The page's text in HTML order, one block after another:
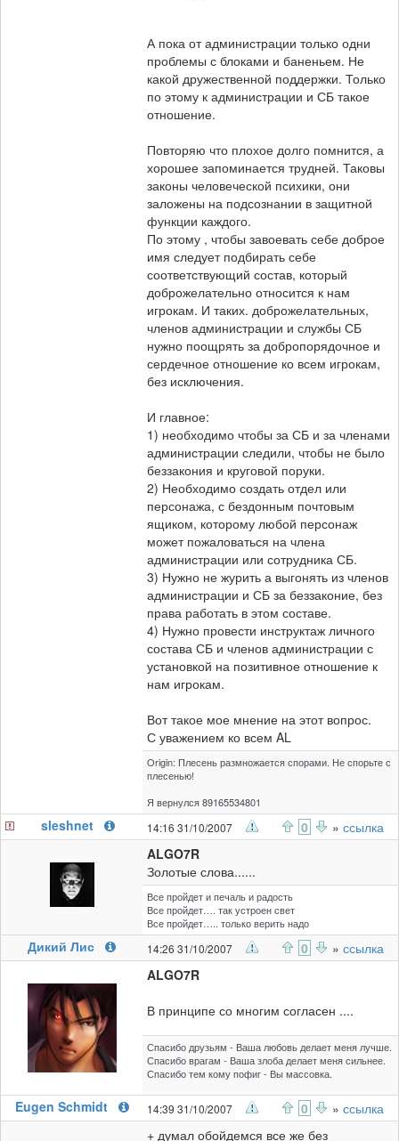
А пока от администрации только одни
проблемы с блоками и баненьем. Не
какой дружественной поддержки. Только
по этому к администрации и СБ такое
отношение.
Повторяю что плохое долго помнится, а
хорошее запоминается трудней. Таковы
законы человеческой психики, они
заложены на подсознании в защитной
функции каждого.
По этому , чтобы завоевать себе доброе
имя следует подбирать себе
соответствующий состав, который
доброжелательно относится к нам
игрокам. И таких. доброжелательных,
членов администрации и службы СБ
нужно поощрять за добропорядочное и
сердечное отношение ко всем игрокам,
без исключения.
И главное:
1) необходимо чтобы за СБ и за членами
администрации следили, чтобы не было
беззакония и круговой поруки.
2) Необходимо создать отдел или
персонажа, с бездонным почтовым
ящиком, которому любой персонаж
может пожаловаться на члена
администрации или сотрудника СБ.
3) Нужно не журить а выгонять из членов
администрации и СБ за беззаконие, без
права работать в этом составе.
4) Нужно провести инструктаж личного
состава СБ и членов администрации с
установкой на позитивное отношение к
нам игрокам.
Вот такое мое мнение на этот вопрос.
С уважением ко всем AL
Origin: Плесень размножается спорами. Не спорьте с
плесенью!
Я вернулся 89165534801
sleshnet 14:16 31/10/2007 0 » ссылка
ALGO7R
Золотые слова......
Все пройдет и печаль и радость
Все пройдет…. так устроен свет
Все пройдет….. только верить надо
Дикий Лис 14:26 31/10/2007 0 » ссылка
ALGO7R
В принципе со многим согласен ....
Спасибо друзьям - Ваша любовь делает меня лучше.
Спасибо врагам - Ваша злоба делает меня сильнее.
Спасибо тем кому пофиг - Вы массовка.
Eugen Schmidt 14:39 31/10/2007 0 » ссылка
+ думал обойдемся все же без